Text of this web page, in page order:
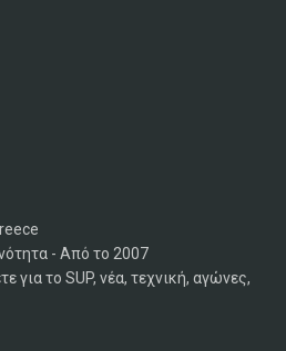
- Από το 2007
για το SUP, νέα, τεχνική, αγώνες,